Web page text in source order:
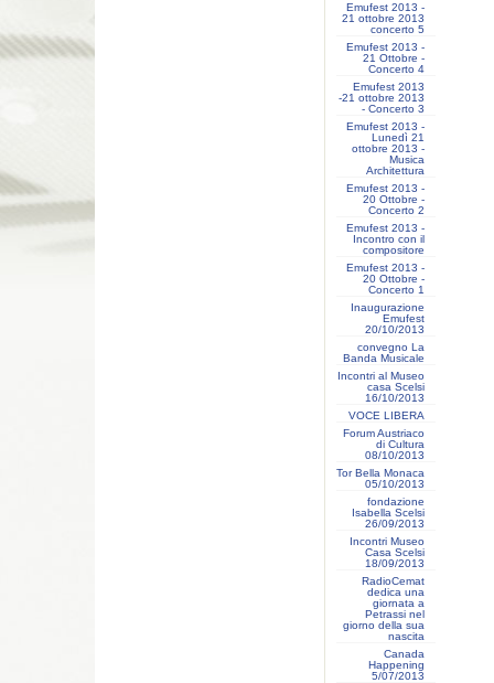
Emufest 2013 -
21 ottobre 2013
concerto 5
Emufest 2013 -
21 Ottobre -
Concerto 4
Emufest 2013
-21 ottobre 2013
- Concerto 3
Emufest 2013 -
Lunedì 21
ottobre 2013 -
Musica
Architettura
Emufest 2013 -
20 Ottobre -
Concerto 2
Emufest 2013 -
Incontro con il
compositore
Emufest 2013 -
20 Ottobre -
Concerto 1
Inaugurazione
Emufest
20/10/2013
convegno La
Banda Musicale
Incontri al Museo
casa Scelsi
16/10/2013
VOCE LIBERA
Forum Austriaco
di Cultura
08/10/2013
Tor Bella Monaca
05/10/2013
fondazione
Isabella Scelsi
26/09/2013
Incontri Museo
Casa Scelsi
18/09/2013
RadioCemat
dedica una
giornata a
Petrassi nel
giorno della sua
nascita
Canada
Happening
5/07/2013